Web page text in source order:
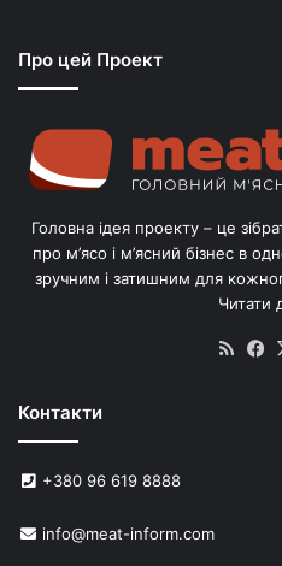
п
о
е
й
У
р
Про цей Проект
Головна ідея проекту – це
про м’ясо і м’ясний бізнес в
зручним і затишним для
Читати
RSS
Контакти
+380 96 619 8888
info@meat-inform.com